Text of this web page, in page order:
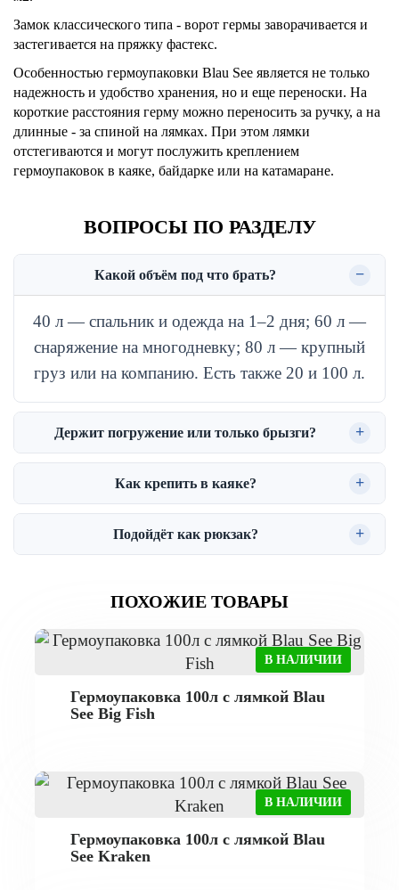
Замок классического типа - ворот гермы заворачивается и
застегивается на пряжку фастекс.
Особенностью гермоупаковки Blau See является не только
надежность и удобство хранения, но и еще переноски. На
короткие расстояния герму можно переносить за ручку, а на
длинные - за спиной на лямках. При этом лямки
отстегиваются и могут послужить креплением
гермоупаковок в каяке, байдарке или на катамаране.
ВОПРОСЫ ПО РАЗДЕЛУ
Какой объём под что брать?
40 л — спальник и одежда на 1–2 дня; 60 л —
снаряжение на многодневку; 80 л — крупный
груз или на компанию. Есть также 20 и 100 л.
Держит погружение или только брызги?
Как крепить в каяке?
Подойдёт как рюкзак?
ПОХОЖИЕ ТОВАРЫ
В НАЛИЧИИ
Гермоупаковка 100л с лямкой Blau
See Big Fish
В НАЛИЧИИ
Гермоупаковка 100л с лямкой Blau
See Kraken